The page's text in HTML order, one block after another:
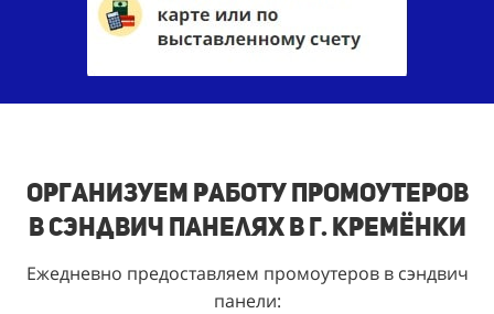
Организуем работу промоутеров
в сэндвич панелях в г. Кремёнки
Ежедневно предоставляем промоутеров в сэндвич
панели: